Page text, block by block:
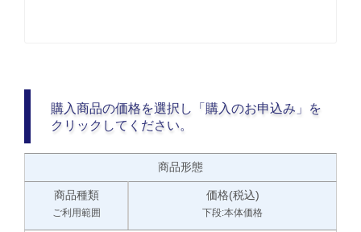
購入商品の価格を選択し「購入のお申込み」を
クリックしてください。
商品形態
商品種類
ご利用範囲
価格(税込)
下段:本体価格